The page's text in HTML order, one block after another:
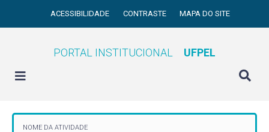
ACESSIBILIDADE CONTRASTE MAPA DO SITE
PORTAL INSTITUCIONAL UFPEL
NOME DA ATIVIDADE